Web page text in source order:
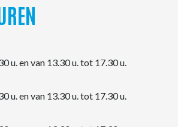
u. en van 13.30 u. tot 17.30 u.
u. en van 13.30 u. tot 17.30 u.